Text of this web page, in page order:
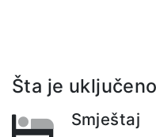
Šta je uključeno
Smještaj